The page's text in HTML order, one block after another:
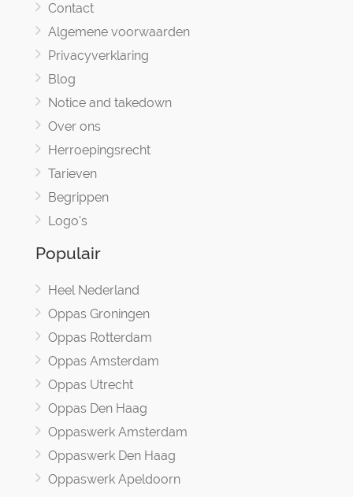
Contact
Algemene voorwaarden
Privacyverklaring
Blog
Notice and takedown
Over ons
Herroepingsrecht
Tarieven
Begrippen
Logo's
Populair
Heel Nederland
Oppas Groningen
Oppas Rotterdam
Oppas Amsterdam
Oppas Utrecht
Oppas Den Haag
Oppaswerk Amsterdam
Oppaswerk Den Haag
Oppaswerk Apeldoorn